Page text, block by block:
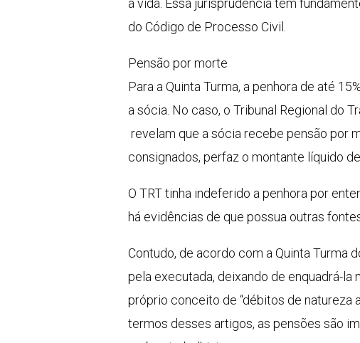
a vida. Essa jurisprudência tem
do Código de Processo Civil.
Pensão por morte
Para a Quinta Turma, a penhora de até
a sócia. No caso, o Tribunal Regional do
revelam que a sócia recebe pensão por
consignados, perfaz o montante líquido
O TRT tinha indeferido a penhora por
há evidências de que possua outras
Contudo, de acordo com a Quinta Turma
pela executada, deixando de enquadrá-la
próprio conceito de “débitos de natureza
termos desses artigos, as pensões são